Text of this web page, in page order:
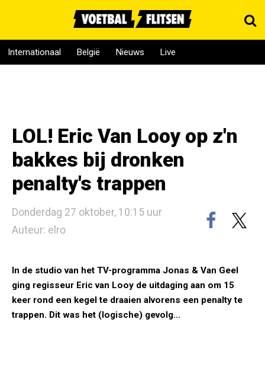
Internationaal België Nieuws Live
LOL! Eric Van Looy op z'n
bakkes bij dronken
penalty's trappen
Donderdag 27 oktober, 10:15 uur
Auteur: elro
In de studio van het TV-programma Jonas & Van Geel
ging regisseur Eric van Looy de uitdaging aan om 15
keer rond een kegel te draaien alvorens een penalty te
trappen. Dit was het (logische) gevolg...